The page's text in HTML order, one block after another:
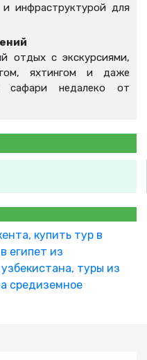
инфраструктурой для
отдых с экскурсиями,
яхтингом и даже
сафари недалеко от
купить тур в
египет из
туры из
средиземное